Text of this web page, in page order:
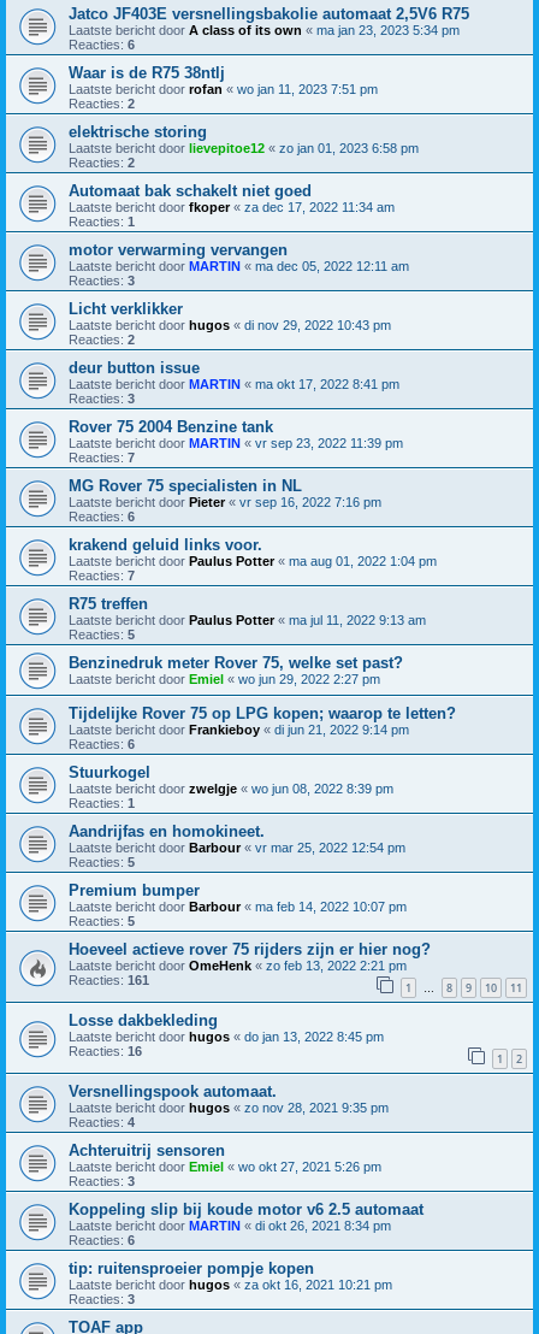
Jatco JF403E versnellingsbakolie automaat 2,5V6 R75
Laatste bericht door A class of its own « ma jan 23, 2023 5:34 pm
Reacties: 6
Waar is de R75 38ntlj
Laatste bericht door rofan « wo jan 11, 2023 7:51 pm
Reacties: 2
elektrische storing
Laatste bericht door lievepitoe12 « zo jan 01, 2023 6:58 pm
Reacties: 2
Automaat bak schakelt niet goed
Laatste bericht door fkoper« za dec 17, 2022 11:34 am
Reacties: 1
motor verwarming vervangen
Laatste bericht door MARTIN « ma dec 05, 2022 12:11 am
Reacties: 3
Licht verklikker
Laatste bericht door hugos « di nov 29, 2022 10:43 pm
Reacties: 2
deur button issue
Laatste bericht door MARTIN « ma okt 17, 2022 8:41 pm
Reacties: 3
Rover 75 2004 Benzine tank
Laatste bericht door MARTIN « vr sep 23, 2022 11:39 pm
Reacties: 7
MG Rover 75 specialisten in NL
Laatste bericht door Pieter« vr sep 16, 2022 7:16 pm
Reacties: 6
krakend geluid links voor.
Laatste bericht door Paulus Potter« ma aug 01, 2022 1:04 pm
Reacties: 7
R75 treffen
Laatste bericht door Paulus Potter« ma jul 11, 2022 9:13 am
Reacties: 5
Benzinedruk meter Rover 75, welke set past?
Laatste bericht door Emiel « wo jun 29, 2022 2:27 pm
Tijdelijke Rover 75 op LPG kopen; waarop te letten?
Laatste bericht door Frankieboy « di jun 21, 2022 9:14 pm
Reacties: 6
Stuurkogel
Laatste bericht door zwelgje « wo jun 08, 2022 8:39 pm
Reacties: 1
Aandrijfas en homokineet.
Laatste bericht door Barbour« vr mar 25, 2022 12:54 pm
Reacties: 5
Premium bumper
Laatste bericht door Barbour« ma feb 14, 2022 10:07 pm
Reacties: 5
Hoeveel actieve rover 75 rijders zijn er hier nog?
Laatste bericht door OmeHenk « zo feb 13, 2022 2:21 pm
Reacties: 161 1 … 8 9 10 11
Losse dakbekleding
Laatste bericht door hugos « do jan 13, 2022 8:45 pm
Reacties: 16 1 2
Versnellingspook automaat.
Laatste bericht door hugos « zo nov 28, 2021 9:35 pm
Reacties: 4
Achteruitrij sensoren
Laatste bericht door Emiel « wo okt 27, 2021 5:26 pm
Reacties: 3
Koppeling slip bij koude motor v6 2.5 automaat
Laatste bericht door MARTIN « di okt 26, 2021 8:34 pm
Reacties: 6
tip: ruitensproeier pompje kopen
Laatste bericht door hugos « za okt 16, 2021 10:21 pm
Reacties: 3
TOAF app